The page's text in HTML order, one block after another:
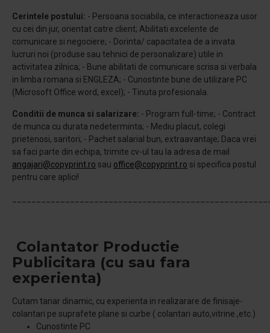
Cerintele postului: - Persoana sociabila, ce interactioneaza usor
cu cei din jur, orientat catre client; Abilitati excelente de
comunicare si negociere; - Dorinta/ capacitatea de a invata
lucruri noi (produse sau tehnici de personalizare) utile in
activitatea zilnica; - Bune abilitati de comunicare scrisa si verbala
in limba romana si ENGLEZA; - Cunostinte bune de utilizare PC
(Microsoft Office word, excel); - Tinuta profesionala.
Conditii de munca si salarizare: - Program full-time; - Contract
de munca cu durata nedeterminta; - Mediu placut, colegi
prietenosi, saritori; - Pachet salarial bun, extraavantaje; Daca vrei
sa faci parte din echipa, trimite cv-ul tau la adresa de mail
angajari@copyprint.ro sau office@copyprint.ro si specifica postul
pentru care aplici!
Colantator Productie
Publicitara (cu sau fara
experienta)
Cutam tanar dinamic, cu experienta in realizarare de finisaje-
colantari pe suprafete plane si curbe ( colantari auto,vitrine ,etc.)
Cunostinte PC